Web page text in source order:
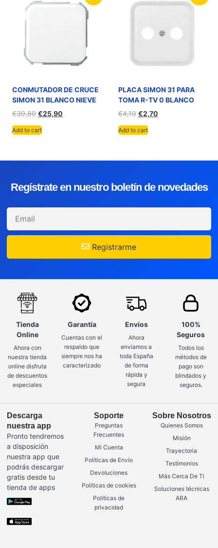
CONMUTADOR DE CRUCE
SIMON 31 BLANCO NIEVE
€39,80 €25,90
Add to cart
PLACA SIMON 31 PARA
TOMA R-TV 0 BLANCO
€4,10 €2,70
Add to cart
Regístrate en nuestro boletín de novedades
Registrarme
Tienda
Online
Ahora con
nuestra tienda
online disfruta
de descuentos
especiales
Garantía
Cuentas con el
respaldo que
siempre nos ha
caracterizado
Envíos
Ahora
enviamos a
toda España
de forma
rápida y
segura
100%
Seguros
Todos los
métodos de
pago son
blindados y
seguros.
Descarga
nuestra app
Pronto tendremos
a disposición
nuestra app que
podrás descargar
gratis desde tu
tienda de apps
Soporte
Preguntas
Frecuentes
Mi Cuenta
Políticas de Envío
Devoluciones
Políticas de cookies
Políticas de
privacidad
Sobre Nosotros
Quienes Somos
Misión
Trayectoria
Testimonios
Más Cerca De Ti
Soluciones técnicas
ARA